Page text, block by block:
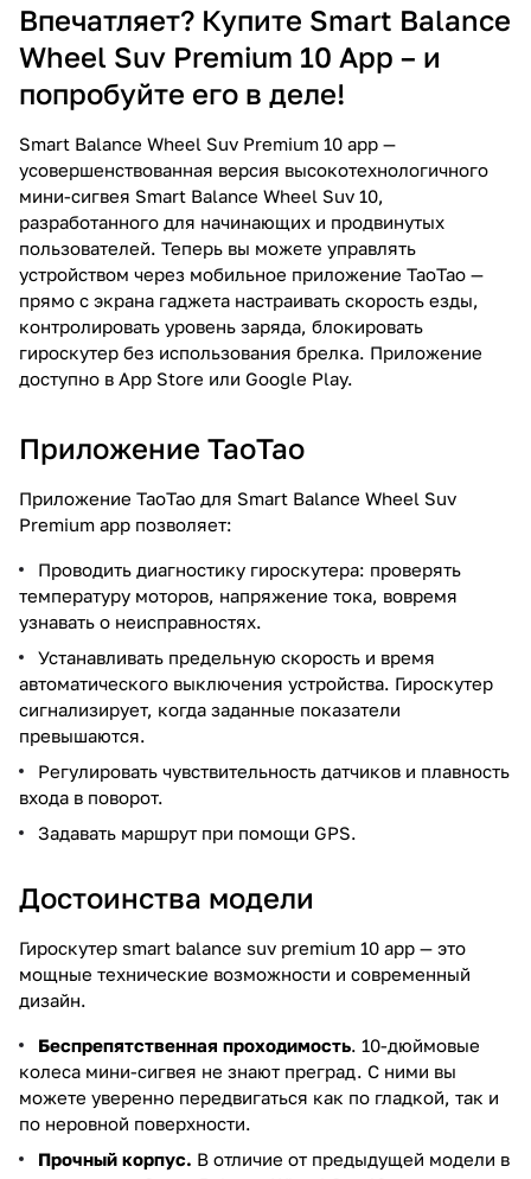
Впечатляет? Купите Smart Balance
Wheel Suv Premium 10 App – и
попробуйте его в деле!
Smart Balance Wheel Suv Premium 10 app —
усовершенствованная версия высокотехнологичного
мини-сигвея Smart Balance Wheel Suv 10,
разработанного для начинающих и продвинутых
пользователей. Теперь вы можете управлять
устройством через мобильное приложение ТаоТао —
прямо с экрана гаджета настраивать скорость езды,
контролировать уровень заряда, блокировать
гироскутер без использования брелка. Приложение
доступно в App Store или Google Play.
Приложение ТаоТао
Приложение ТаоТао для Smart Balance Wheel Suv
Premium app позволяет:
Проводить диагностику гироскутера: проверять
температуру моторов, напряжение тока, вовремя
узнавать о неисправностях.
Устанавливать предельную скорость и время
автоматического выключения устройства. Гироскутер
сигнализирует, когда заданные показатели
превышаются.
Регулировать чувствительность датчиков и плавность
входа в поворот.
Задавать маршрут при помощи GPS.
Достоинства модели
Гироскутер smart balance suv premium 10 app — это
мощные технические возможности и современный
дизайн.
Беспрепятственная проходимость. 10-дюймовые
колеса мини-сигвея не знают преград. С ними вы
можете уверенно передвигаться как по гладкой, так и
по неровной поверхности.
Прочный корпус. В отличие от предыдущей модели в